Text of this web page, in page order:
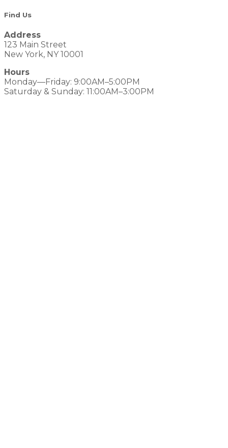
Find Us
Address
123 Main Street
New York, NY 10001
Hours
Monday—Friday: 9:00AM–5:00PM
Saturday & Sunday: 11:00AM–3:00PM